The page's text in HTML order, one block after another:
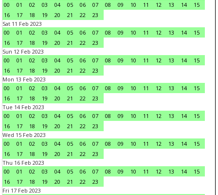
00
01 02 03 04 05 06 07 08 09 10 11 12 13 14
15
16
17 18 19 20 21 22
23
Sat 11 Feb 2023
00
01 02 03 04 05 06 07 08 09 10 11 12 13 14
15
16
17 18 19 20 21 22
23
Sun 12 Feb 2023
00
01 02 03 04 05 06 07 08 09 10 11 12 13 14
15
16
17 18 19 20 21 22
23
Mon 13 Feb 2023
00
01 02 03 04 05 06 07 08 09 10 11 12 13 14
15
16
17 18 19 20 21 22
23
Tue 14 Feb 2023
00
01 02 03 04 05 06 07 08 09 10 11 12 13 14
15
16
17 18 19 20 21 22
23
Wed 15 Feb 2023
00
01 02 03 04 05 06 07 08 09 10 11 12 13 14
15
16
17 18 19 20 21 22
23
Thu 16 Feb 2023
00
01 02 03 04 05 06 07 08 09 10 11 12 13 14
15
16
17 18 19 20 21 22
23
Fri 17 Feb 2023